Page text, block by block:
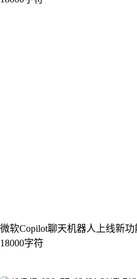
微软Copilot聊天机器人上线新
18000字符